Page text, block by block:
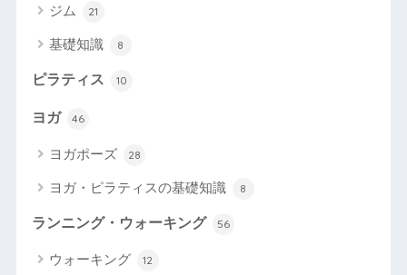
ジム 21
基礎知識 8
ピラティス 10
ヨガ 46
ヨガポーズ 28
ヨガ・ピラティスの基礎知識 8
ランニング・ウォーキング 56
ウォーキング 12